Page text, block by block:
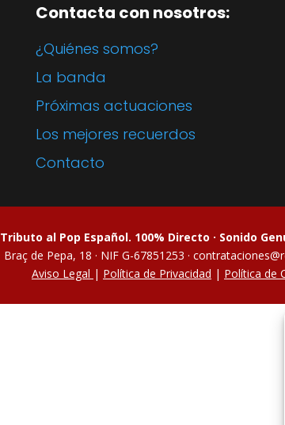
Contacta con nosotros:
¿Quiénes somos?
La banda
Próximas actuaciones
Los mejores recuerdos
Contacto
Tributo al Pop Español. 100% Directo · Sonido
Braç de Pepa, 18 · NIF G-67851253 ·
Aviso Legal | Política de Privacidad | Política de